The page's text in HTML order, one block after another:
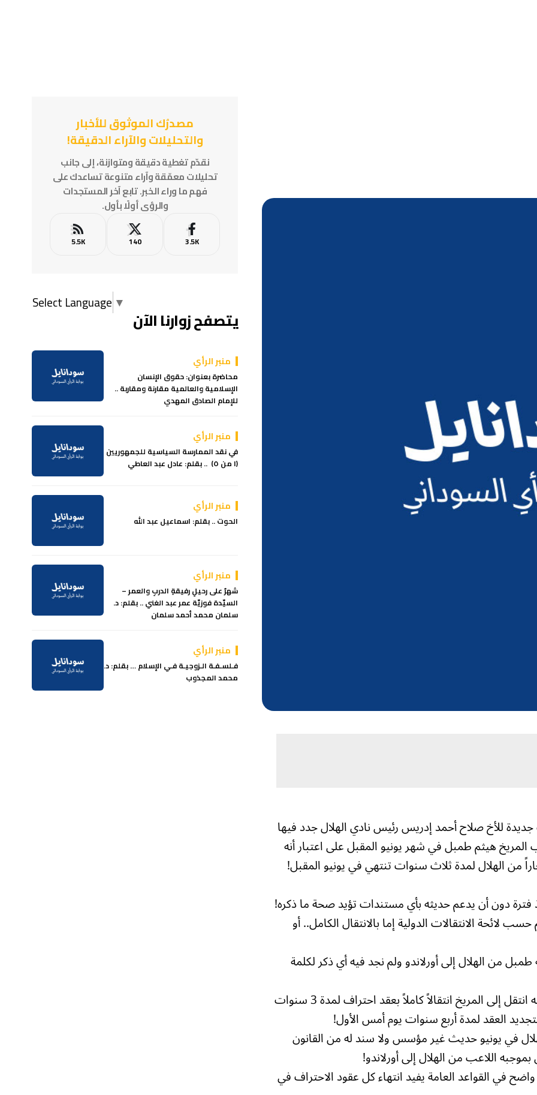
للأخ صلاح أحمد إدريس رئيس نادي الهلال جدد فيها
هيثم طمبل في شهر يونيو المقبل على اعتبار أنه
من الهلال لمدة ثلاث سنوات تنتهي في يونيو المقبل!
دون أن يدعم حديثه بأي مستندات تؤيد صحة ما ذكره!
لائحة الانتقالات الدولية إما بالانتقال الكامل.. أو
من الهلال إلى أورلاندو ولم نجد فيه أي ذكر لكلمة
* طمبل انتقل إلى أورلاندو انتقالاً كاملاً ومنه انتقل إلى المريخ انتقالاً كاملاً بعقد احتراف لمدة 3 سنوات
في يونيو حديث غير مؤسس ولا سند له من القانون
اللاعب من الهلال إلى أورلاندو!
القواعد العامة يفيد انتهاء كل عقود الاحتراف في
مصدرُك الموثوق للأخبار
والتحليلات والآراء الدقيقة!
نقدّم تغطية دقيقة ومتوازنة، إلى جانب
تحليلات معمّقة وآراء متنوعة تساعدك على
فهم ما وراء الخبر. تابع آخر المستجدات
والرؤى أولًا بأول.
3.5K
140
5.5K
Select Language ▼
يتصفح زوارنا الآن
منبر الرأي
محاضرة بعنوان: حقوق الإنسان
الإسلامية والعالمية مقارنة ومقاربة ..
للإمام الصادق المهدي
منبر الرأي
في نقد الممارسة السياسية للجمهوريين
(١ من ٥) .. بقلم: عادل عبد العاطي
منبر الرأي
الحوت .. بقلم: اسماعيل عبد الله
منبر الرأي
شهرٌ على رحيلِ رفيقةِ الدربِ والعمر –
السيّدة فوزيّة عمر عبد الغني .. بقلم: د.
سلمان محمد أحمد سلمان
منبر الرأي
فـلسـفـة الـزوجيـة فـي الإسلام … بقلم: د.
محمد المجذوب